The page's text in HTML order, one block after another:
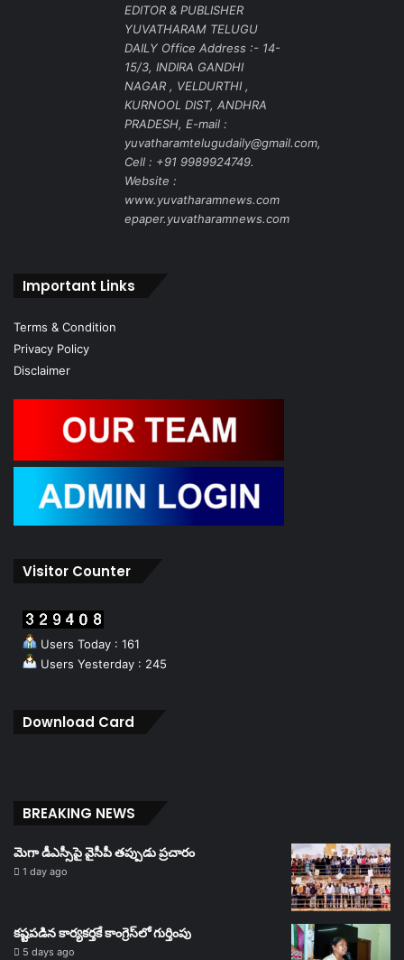
EDITOR & PUBLISHER
YUVATHARAM TELUGU
DAILY Office Address :- 14-
15/3, INDIRA GANDHI
NAGAR , VELDURTHI ,
KURNOOL DIST, ANDHRA
PRADESH, E-mail :
yuvatharamtelugudaily@gmail.com,
Cell : +91 9989924749.
Website :
www.yuvatharamnews.com
epaper.yuvatharamnews.com
Important Links
Terms & Condition
Privacy Policy
Disclaimer
Visitor Counter
Users Today : 161
Users Yesterday : 245
Download Card
BREAKING NEWS
మెగా డీఎస్సీపై వైసీపీ తప్పుడు ప్రచారం
1 day ago
కష్టపడిన కార్యకర్తకే కాంగ్రెస్‌లో గుర్తింపు
5 days ago